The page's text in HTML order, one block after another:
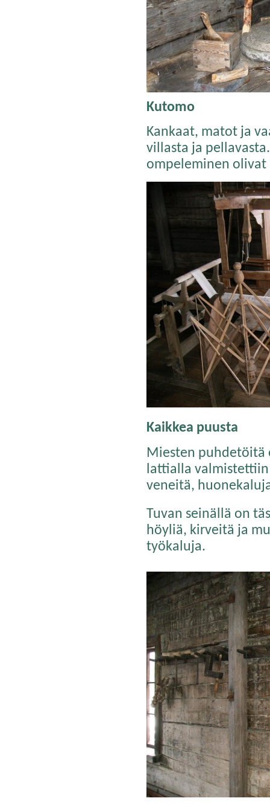
Kutomo
Kankaat, matot ja
villasta ja
ompeleminen
Kaikkea puusta
Miesten puhdetöitä
lattialla
veneitä,
Tuvan seinällä on
höyliä, kirveitä ja
työkaluja.